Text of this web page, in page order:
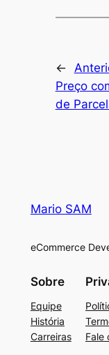
←
Preço
de
Mario SAM
eCommerce
Sobre
Equipe
História
Carreiras
Fale